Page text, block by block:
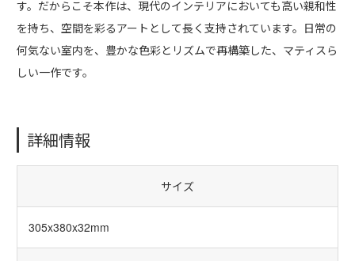
す。だからこそ本作は、現代のインテリアにおいても高い親和性
を持ち、空間を彩るアートとして長く支持されています。日常の
何気ない室内を、豊かな色彩とリズムで再構築した、マティスら
しい一作です。
詳細情報
サイズ
305x380x32mm